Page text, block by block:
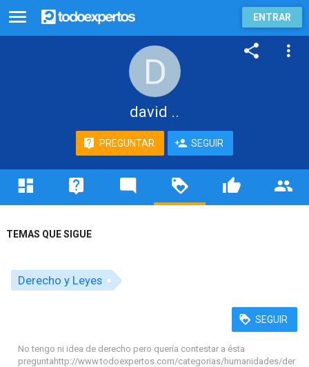
ENTRAR
david ..
PREGUNTAR SEGUIR
TEMAS QUE SIGUE
Derecho y Leyes
SEGUIR
No tengo ni idea de derecho pero quería contestar a ésta
preguntahttp://www.todoexpertos.com/categorias/humanidades/der